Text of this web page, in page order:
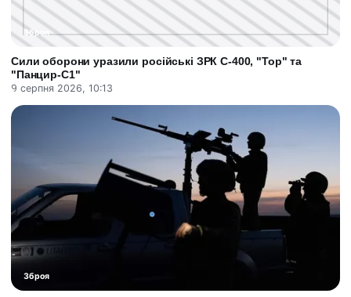
Зброя
Сили оборони уразили російські ЗРК С-400, "Тор" та
"Панцир-С1"
9 серпня 2026, 10:13
Зброя